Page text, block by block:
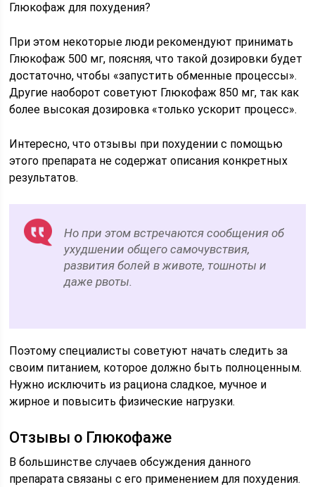
Глюкофаж для похудения?
При этом некоторые люди рекомендуют принимать
Глюкофаж 500 мг, поясняя, что такой дозировки будет
достаточно, чтобы «запустить обменные процессы».
Другие наоборот советуют Глюкофаж 850 мг, так как
более высокая дозировка «только ускорит процесс».
Интересно, что отзывы при похудении с помощью
этого препарата не содержат описания конкретных
результатов.
Но при этом встречаются сообщения об
ухудшении общего самочувствия,
развития болей в животе, тошноты и
даже рвоты.
Поэтому специалисты советуют начать следить за
своим питанием, которое должно быть полноценным.
Нужно исключить из рациона сладкое, мучное и
жирное и повысить физические нагрузки.
Отзывы о Глюкофаже
В большинстве случаев обсуждения данного
препарата связаны с его применением для похудения.